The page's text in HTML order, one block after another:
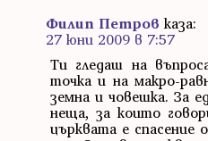
Филип Петров каза:
27 юни 2009 в 7:57
Ти гледаш на
точка и на макро-
земна и човешка. За
неща, за които
църквата е спасение